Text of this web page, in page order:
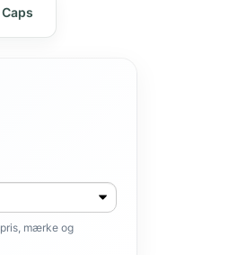
Caps
mærke og